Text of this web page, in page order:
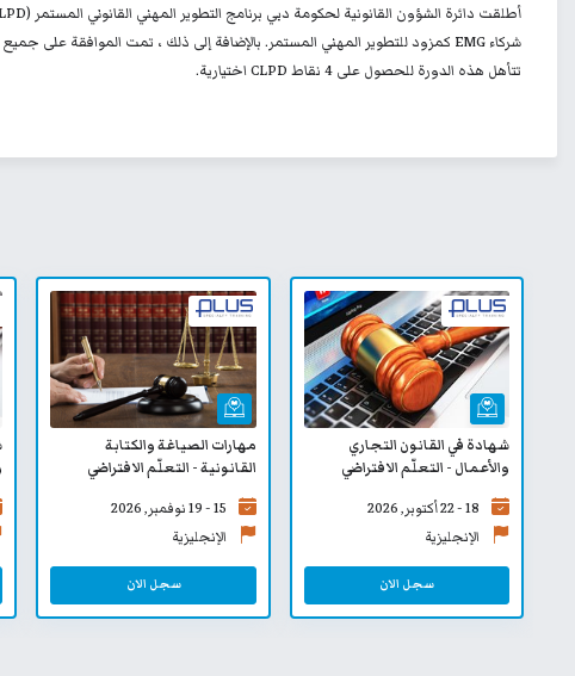
شركاء EMG كمزود للتطوير المهني المستمر. بالإضافة إلى ذلك ، تمت الموافقة على جميع برامجنا القانونية.
تتأهل هذه الدورة للحصول على 4 نقاط CLPD اختيارية.
شهادة في القانون التجاري
والأعمال - التعلّم الافتراضي
18 - 22 أكتوبر, 2026
الإنجليزية
سجل الان
مهارات الصياغة والكتابة
القانونية - التعلّم الافتراضي
15 - 19 نوفمبر, 2026
الإنجليزية
سجل الان